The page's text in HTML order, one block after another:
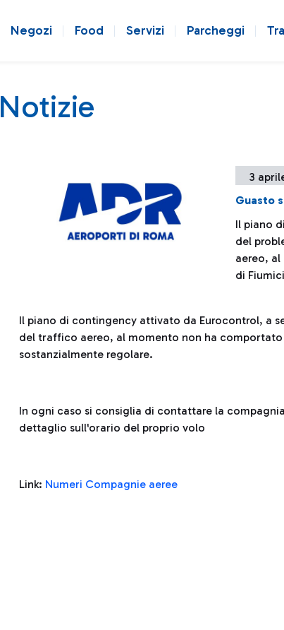
Negozi Food Servizi Parcheggi
Notizie
3
Guasto
Il piano
del
aereo,
di
Il piano di contingency attivato da Eurocontrol, a
del traffico aereo, al momento non ha
sostanzialmente regolare.
In ogni caso si consiglia di contattare la
dettaglio sull'orario del proprio volo
Link: Numeri Compagnie aeree